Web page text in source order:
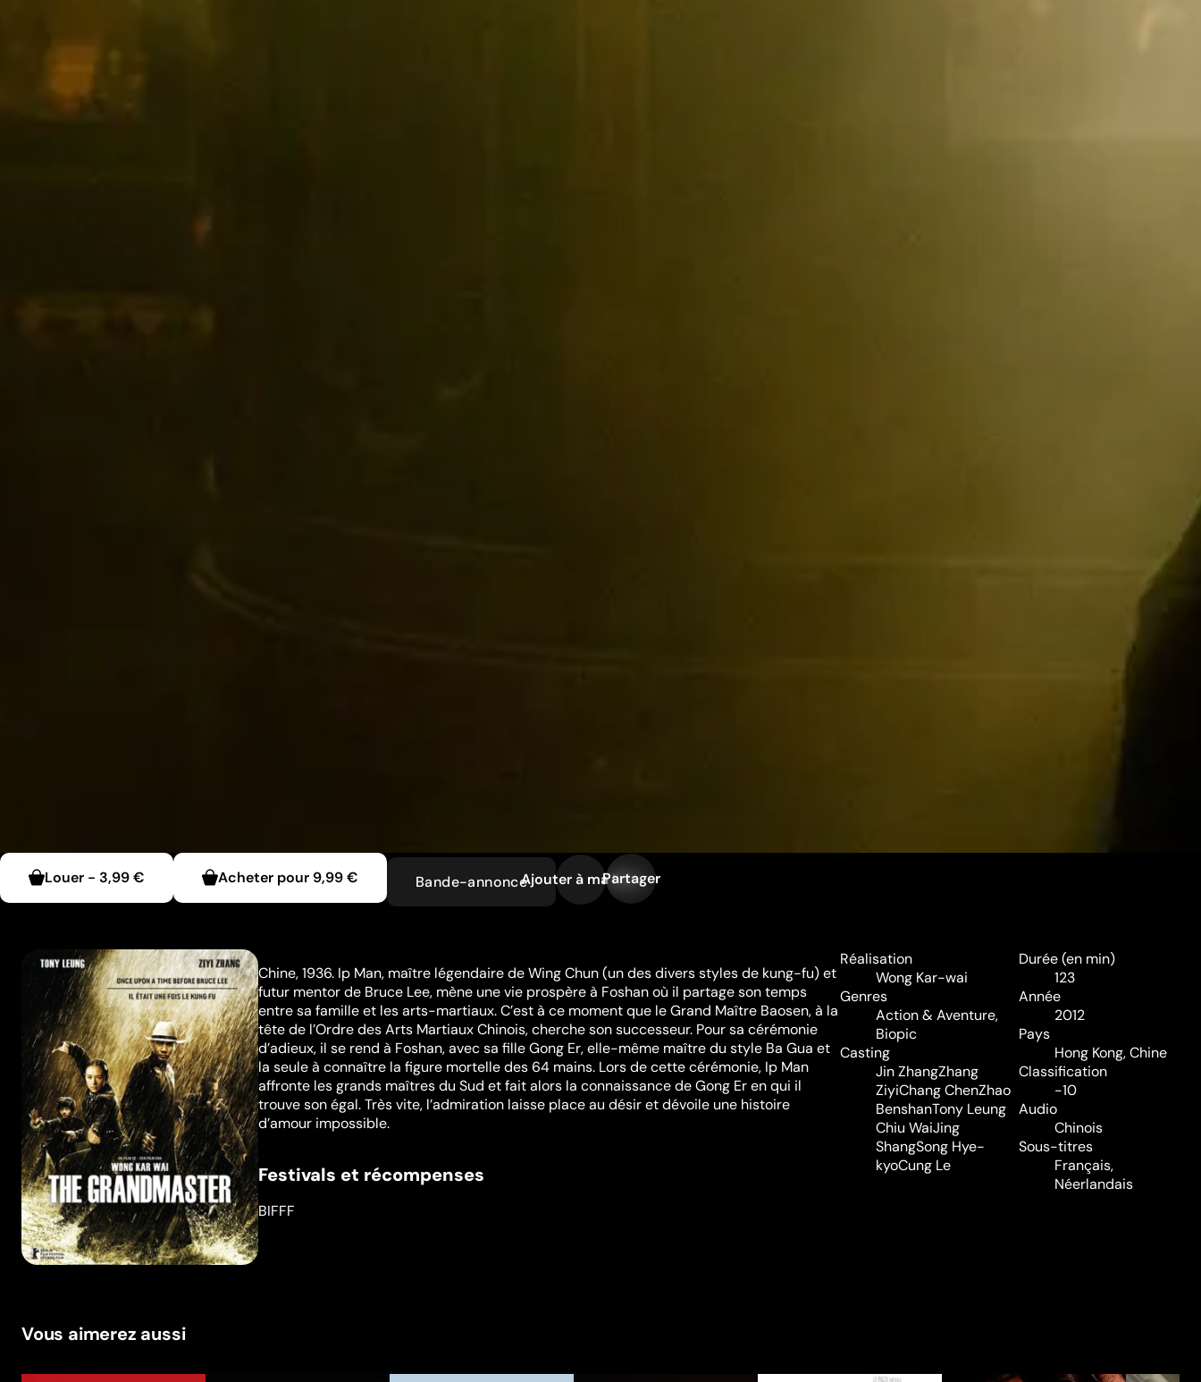
Louer - 3,99 € Acheter pour 9,99 € Bande-annonceAjouter à ma liste
Partager
Chine, 1936. Ip Man, maître légendaire de Wing Chun (un des divers styles de kung-fu) et
futur mentor de Bruce Lee, mène une vie prospère à Foshan où il partage son temps
entre sa famille et les arts-martiaux. C’est à ce moment que le Grand Maître Baosen, à la
tête de l’Ordre des Arts Martiaux Chinois, cherche son successeur. Pour sa cérémonie
d’adieux, il se rend à Foshan, avec sa fille Gong Er, elle-même maître du style Ba Gua et
la seule à connaître la figure mortelle des 64 mains. Lors de cette cérémonie, Ip Man
affronte les grands maîtres du Sud et fait alors la connaissance de Gong Er en qui il
trouve son égal. Très vite, l’admiration laisse place au désir et dévoile une histoire
d’amour impossible.
Festivals et récompenses
BIFFF
Réalisation
Wong Kar-wai
Genres
Action & Aventure,
Biopic
Casting
Jin ZhangZhang
ZiyiChang ChenZhao
BenshanTony Leung
Chiu WaiJing
ShangSong Hye-
kyoCung Le
Durée (en min)
123
Année
2012
Pays
Hong Kong, Chine
Classification
-10
Audio
Chinois
Sous-titres
Français,
Néerlandais
Vous aimerez aussi